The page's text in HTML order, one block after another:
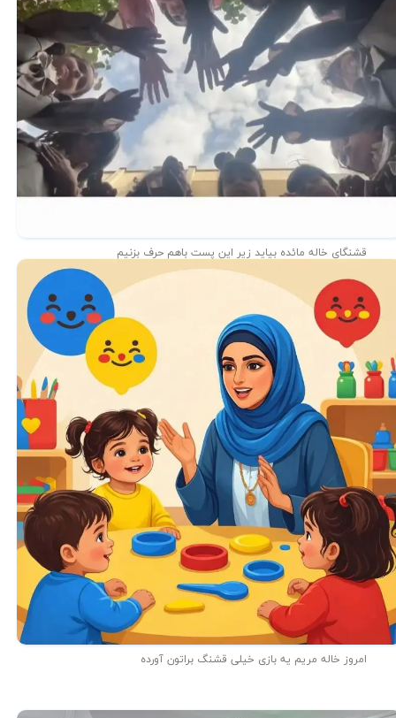
قشنگای خاله مائده بیاید زیر این پست باهم حرف بزنیم
امروز خاله مریم یه بازی خیلی قشنگ براتون آورده